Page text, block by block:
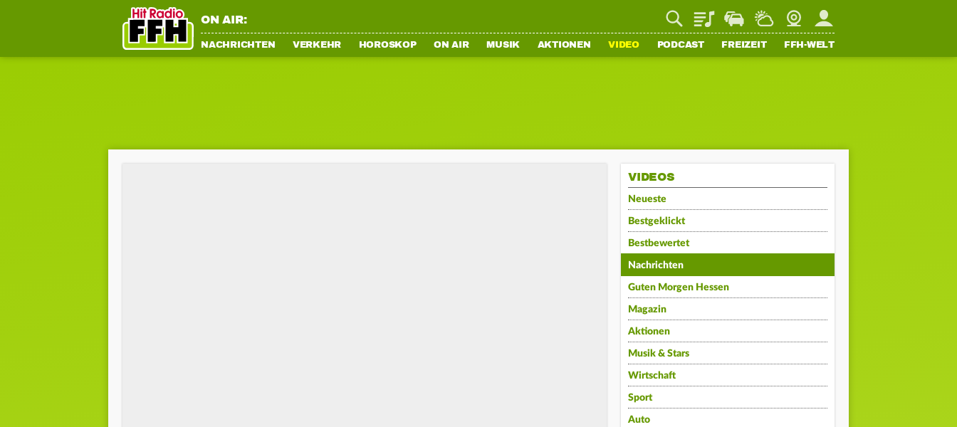
ON AIR: PlaylistStaupilotWetterWebcamMein FFH
NACHRICHTEN VERKEHR HOROSKOP ON AIR MUSIK AKTIONEN VIDEO PODCAST FREIZEIT FFH-WELT
VIDEOS
Neueste
Bestgeklickt
Bestbewertet
Nachrichten
Guten Morgen Hessen
Magazin
Aktionen
Musik & Stars
Wirtschaft
Sport
Auto